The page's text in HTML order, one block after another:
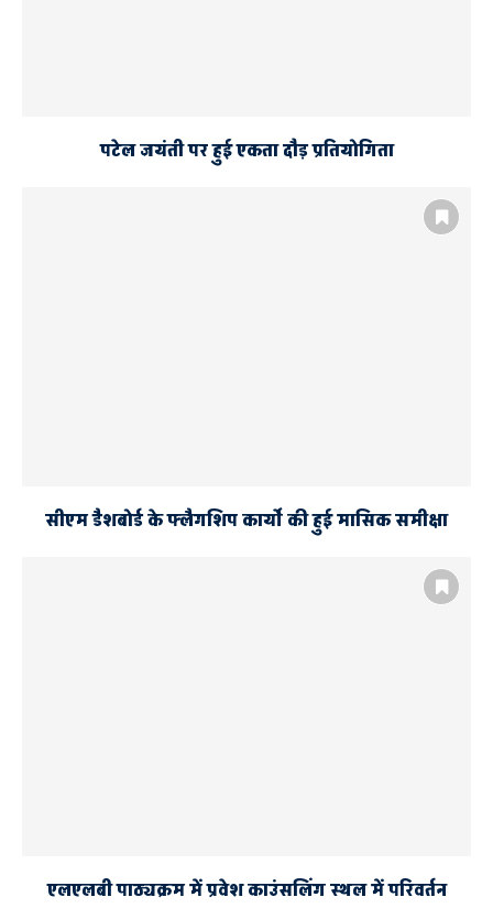
पटेल जयंती पर हुई एकता दौड़ प्रतियोगिता
सीएम डैशबोर्ड के फ्लैगशिप कार्यो की हुई मासिक समीक्षा
एलएलबी पाठ्यक्रम में प्रवेश काउंसलिंग स्थल में परिवर्तन